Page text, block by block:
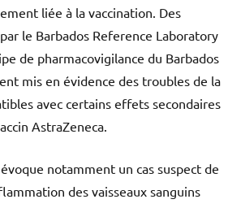
liée à la vaccination. Des
le Barbados Reference Laboratory
de pharmacovigilance du Barbados
mis en évidence des troubles de la
avec certains effets secondaires
AstraZeneca.
notamment un cas suspect de
des vaisseaux sanguins